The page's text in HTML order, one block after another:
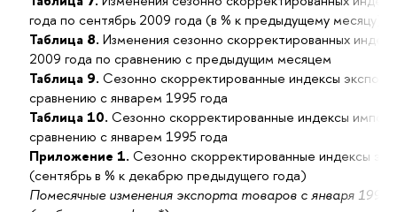
года по сентябрь 2009 года (в % к предыдущему месяцу)
Таблица 8. Изменения сезонно скорректированных
2009 года по сравнению с предыдущим месяцем
Таблица 9. Сезонно скорректированные индексы
сравнению с январем 1995 года
Таблица 10. Сезонно скорректированные индексы
сравнению с январем 1995 года
Приложение 1. Сезонно скорректированные индексы
(сентябрь в % к декабрю предыдущего года)
Помесячные изменения экспорта товаров с января 1995